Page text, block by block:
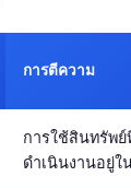
การตีความ
การใช้สินทรัพย์
ดำเนินงานอยู่ใ